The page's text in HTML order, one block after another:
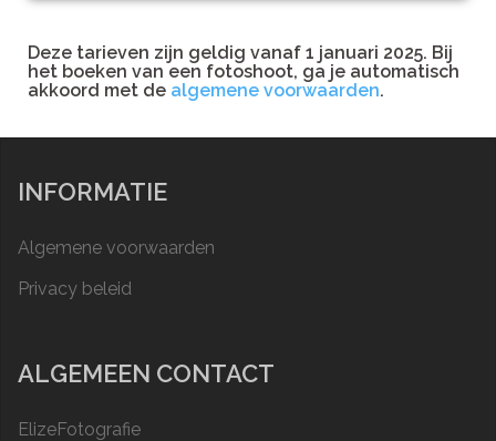
Deze tarieven zijn geldig vanaf 1 januari 2025. Bij
het boeken van een fotoshoot, ga je automatisch
akkoord met de algemene voorwaarden.
INFORMATIE
Algemene voorwaarden
Privacy beleid
ALGEMEEN CONTACT
ElizeFotografie